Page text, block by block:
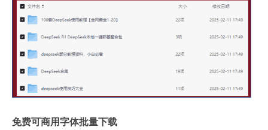
免费可商用字体批量下载